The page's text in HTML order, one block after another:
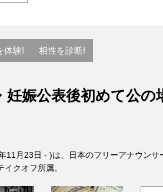
体験! 相性を診断!
妊娠公表後初めて公の
11月23日 - )は、日本のフリーアナウンサ
クオフ所属。